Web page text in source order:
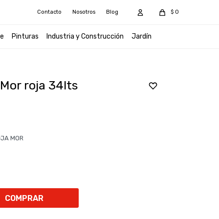
Pinturas Industria y Construcción Jardín
$ 0
Contacto Nosotros Blog
roja 34lts
MOR
COMPRAR